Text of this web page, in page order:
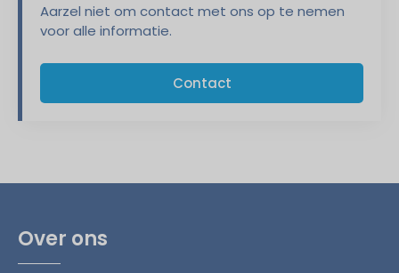
Aarzel niet om contact met ons op te nemen
voor alle informatie.
Contact
Over ons